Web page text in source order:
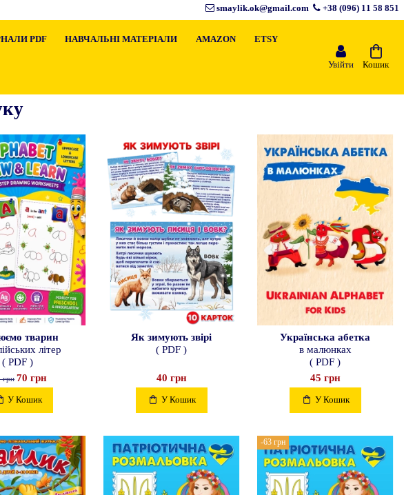
smaylik.ok@gmail.com +38 (096) 11 58 851
PDF НАВЧАЛЬНІ МАТЕРІАЛИ AMAZON ETSY
Увійти Кошик
тварин
літер
( PDF )
грн 70 грн
У Кошик
Як зимують звірі
( PDF )
40 грн
У Кошик
Українська абетка
в малюнках
( PDF )
45 грн
У Кошик
-63 грн